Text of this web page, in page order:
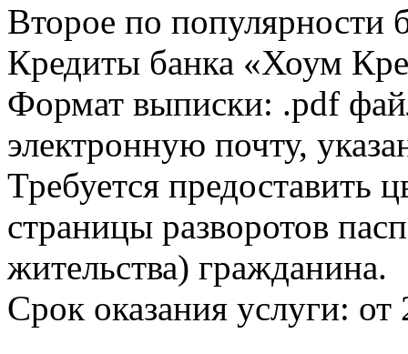
Второе по популярности
Кредиты банка «Хоум
Формат выписки: .pdf
электронную почту,
Требуется предоставить
страницы разворотов
жительства) гражданина.
Срок оказания услуги: от